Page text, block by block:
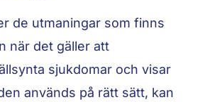
de utmaningar som finns
när det gäller att
sjukdomar och visar
används på rätt sätt, kan